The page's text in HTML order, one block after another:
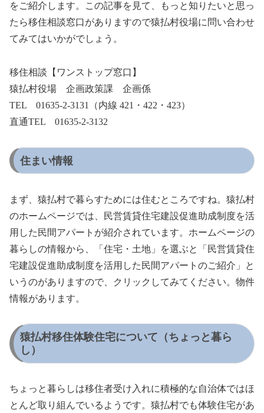
をご紹介します。この記事を見て、もっと知りたいと思っ
たら移住相談窓口がありますので猿払村役場に問い合わせ
てみてはいかがでしょう。
移住相談【ワンストップ窓口】
猿払村役場 企画政策課 企画係
TEL 01635-2-3131（内線 421・422・423）
直通TEL 01635-2-3132
住まい情報
まず、猿払村で暮らすためには住むところですね。猿払村
のホームページでは、民営賃貸住宅建設促進助成制度を活
用した民間アパートが紹介されています。ホームページの
暮らしの情報から、「住宅・土地」を選ぶと「民営賃貸住
宅建設促進助成制度を活用した民間アパートのご紹介」と
いうのがありますので、クリックしてみてください。物件
情報があります。
猿払村移住体験住宅について（ちょっと暮ら
し）
ちょっと暮らしは移住者受け入れに積極的な自治体ではほ
とんど取り組んでいるようです。猿払村でも体験住宅があ